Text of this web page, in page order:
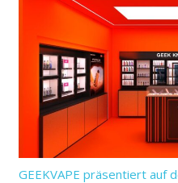
GEEKVAPE präsentiert auf